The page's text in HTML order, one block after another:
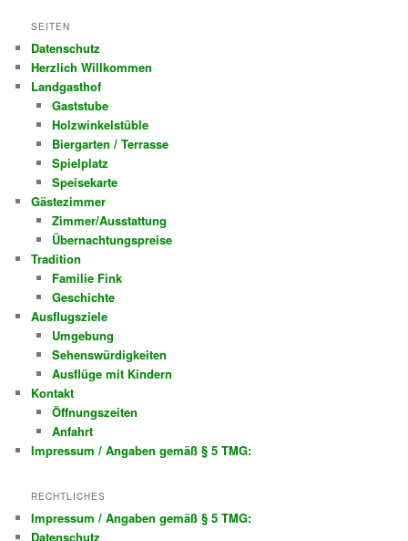
SEITEN
Datenschutz
Herzlich Willkommen
Landgasthof
Gaststube
Holzwinkelstüble
Biergarten / Terrasse
Spielplatz
Speisekarte
Gästezimmer
Zimmer/Ausstattung
Übernachtungspreise
Tradition
Familie Fink
Geschichte
Ausflugsziele
Umgebung
Sehenswürdigkeiten
Ausflüge mit Kindern
Kontakt
Öffnungszeiten
Anfahrt
Impressum / Angaben gemäß § 5 TMG:
RECHTLICHES
Impressum / Angaben gemäß § 5 TMG:
Datenschutz